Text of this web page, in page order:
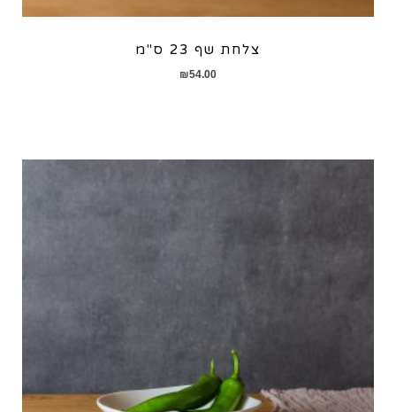
צלחת שף 23 ס"מ
₪54.00